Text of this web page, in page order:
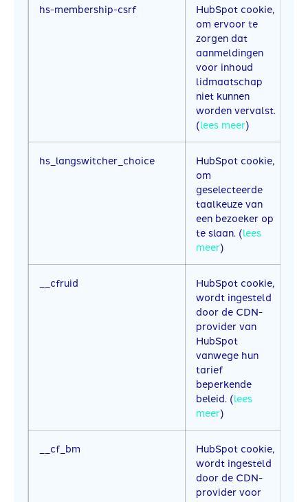
hs-membership-csrf
HubSpot cookie,
om ervoor te
zorgen dat
aanmeldingen
voor inhoud
lidmaatschap
niet kunnen
worden vervalst.
(lees meer)
hs_langswitcher_choice
HubSpot cookie,
om
geselecteerde
taalkeuze van
een bezoeker op
te slaan. (lees
meer)
__cfruid
HubSpot cookie,
wordt ingesteld
door de CDN-
provider van
HubSpot
vanwege hun
tarief
beperkende
beleid. (lees
meer)
__cf_bm
HubSpot cookie,
wordt ingesteld
door de CDN-
provider voor